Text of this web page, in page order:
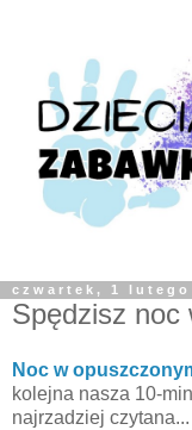
czwartek, 1 lutego
Spędzisz noc
Noc w
kolejna nasza 10-
najrzadziej czytana...